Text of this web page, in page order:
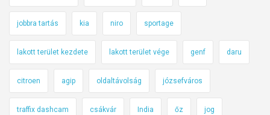
jobbra tartás kia niro sportage
lakott terület kezdete lakott terület vége genf daru
citroen agip oldaltávolság józsefváros
traffix dashcam csákvár India őz jog